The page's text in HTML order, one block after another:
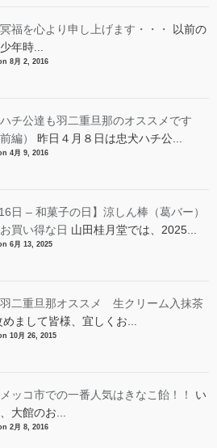
福を心より申し上げます・・・
以前の
年時...
8月 2, 2016
チ公達も羽二重旦那のオススメです
編）
昨日４月８日は忠犬ハチ公...
4月 9, 2016
日 – 和菓子の日】涼しん棒（葛バー）
買い得な日 山田桂月堂では、2025...
6月 13, 2025
二重旦那オススメ 生クリーム入抹茶
めまして皆様、宜しくお...
10月 26, 2015
ッコ市での一番人気はきなこ飴！！
い
大館のお...
2月 8, 2016